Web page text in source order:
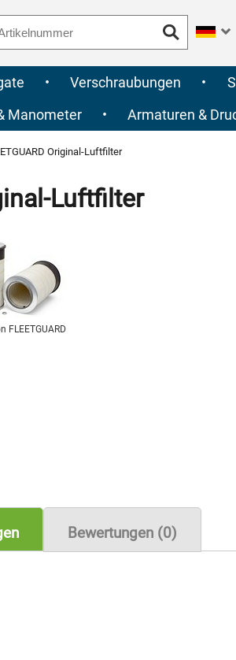
• Verschraubungen •
Manometer • Armaturen &
Original-Luftfilter
Luftfilter
FLEETGUARD
Bewertungen (0)